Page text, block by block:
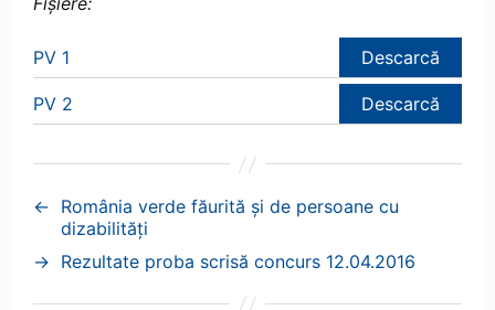
PV 1 Descarcă
PV 2 Descarcă
← România verde făurită și de persoane cu
dizabilități
→ Rezultate proba scrisă concurs 12.04.2016